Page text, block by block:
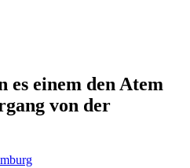
einem den Atem
von der